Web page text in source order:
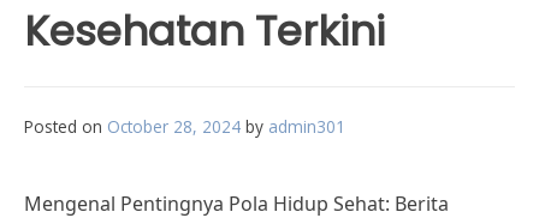
Kesehatan Terkini
Posted on October 28, 2024 by admin301
Mengenal Pentingnya Pola Hidup Sehat: Berita